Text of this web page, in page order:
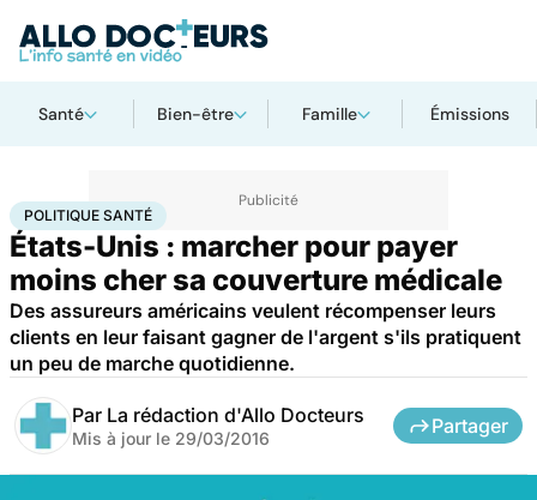
Santé Bien-être Famille Émissions
AccueilSantéSociété Santé publiquePolitique santé
POLITIQUE SANTÉ
États-Unis : marcher pour payer
moins cher sa couverture médicale
Des assureurs américains veulent récompenser leurs
clients en leur faisant gagner de l'argent s'ils pratiquent
un peu de marche quotidienne.
Par La rédaction d'Allo Docteurs
Mis à jour le 29/03/2016
Partager